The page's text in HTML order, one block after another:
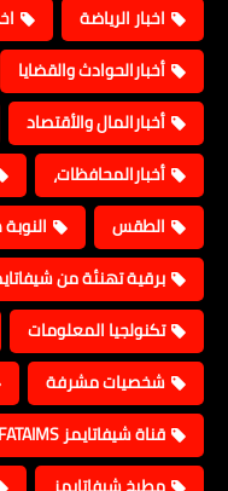
اخبار الرياضة
أخبارالحوادث والقضايا
أخبارالمال والأقتصاد
أخبارالمحافظات،
الطقس
برقية تهنئة من
تكنولجيا المعلومات
شخصيات مشرفة
قناة شيفاتايمز TV / SHEFATAIMS